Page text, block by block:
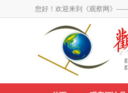
您好！欢迎来到《观察网》